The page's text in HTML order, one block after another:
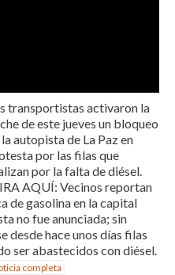
transportistas activaron la
de este jueves un bloqueo
la autopista de La Paz en
por las filas que
por la falta de diésel.
AQUÍ: Vecinos reportan
de gasolina en la capital
no fue anunciada; sin
desde hace unos días filas
ser abastecidos con diésel.
completa